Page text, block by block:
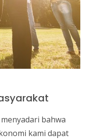
bahwa
kami dapat